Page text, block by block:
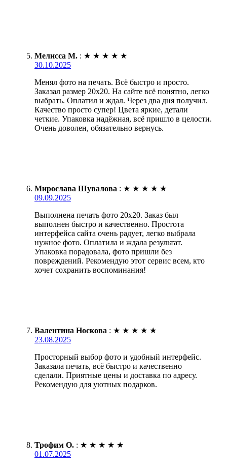
Мелисса М. : ★ ★ ★ ★ ★
30.10.2025
Менял фото на печать. Всё быстро и просто.
Заказал размер 20х20. На сайте всё понятно, легко
выбрать. Оплатил и ждал. Через два дня получил.
Качество просто супер! Цвета яркие, детали
четкие. Упаковка надёжная, всё пришло в целости.
Очень доволен, обязательно вернусь.
Мирослава Шувалова : ★ ★ ★ ★ ★
09.09.2025
Выполнена печать фото 20х20. Заказ был
выполнен быстро и качественно. Простота
интерфейса сайта очень радует, легко выбрала
нужное фото. Оплатила и ждала результат.
Упаковка порадовала, фото пришли без
повреждений. Рекомендую этот сервис всем, кто
хочет сохранить воспоминания!
Валентина Носкова : ★ ★ ★ ★ ★
23.08.2025
Просторный выбор фото и удобный интерфейс.
Заказала печать, всё быстро и качественно
сделали. Приятные цены и доставка по адресу.
Рекомендую для уютных подарков.
Трофим О. : ★ ★ ★ ★ ★
01.07.2025